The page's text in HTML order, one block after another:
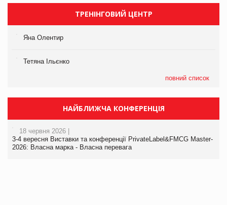
ТРЕНІНГОВИЙ ЦЕНТР
Яна Олентир
Тетяна Ільєнко
повний список
НАЙБЛИЖЧА КОНФЕРЕНЦІЯ
18 червня 2026 |
3-4 вересня Виставки та конференції PrivateLabel&FMCG Master-
2026: Власна марка - Власна перевага